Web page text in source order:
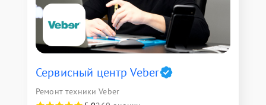
Сервисный центр Veber
Ремонт техники Veber